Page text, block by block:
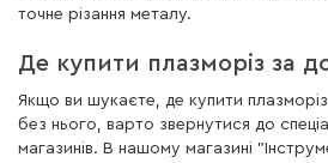
точне різання металу.
Де купити плазморіз за
Якщо ви шукаєте, де купити
без нього, варто звернутися до
магазинів. В нашому магазині